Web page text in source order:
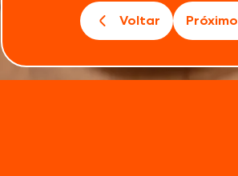
Voltar Próximo